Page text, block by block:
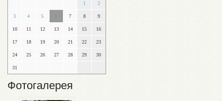
1 2
3 4 5 6 7 8 9
10 11 12 13 14 15 16
17 18 19 20 21 22 23
24 25 26 27 28 29 30
31
Фотогалерея